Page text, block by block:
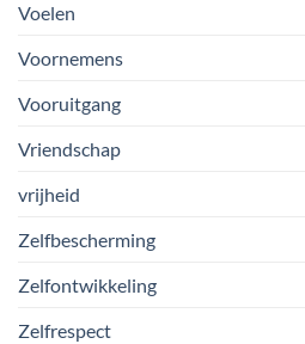
Voelen
Voornemens
Vooruitgang
Vriendschap
vrijheid
Zelfbescherming
Zelfontwikkeling
Zelfrespect